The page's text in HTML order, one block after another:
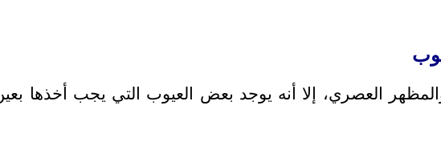
العصري، إلا أنه يوجد بعض العيوب التي يجب أخذها بعين